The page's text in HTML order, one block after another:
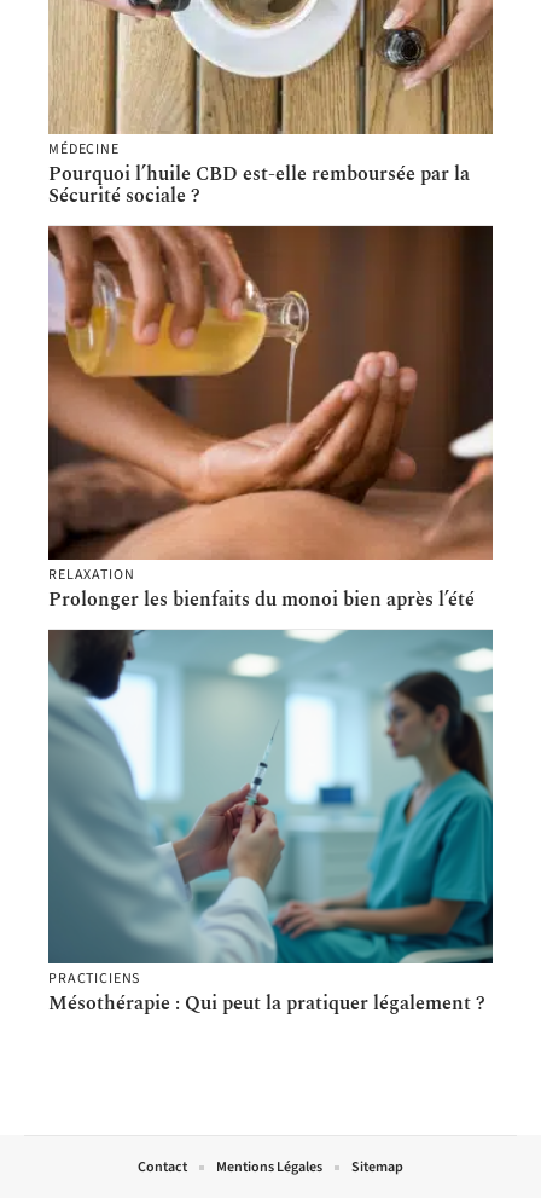
MÉDECINE
Pourquoi l’huile CBD est-elle remboursée par la
Sécurité sociale ?
RELAXATION
Prolonger les bienfaits du monoi bien après l’été
PRACTICIENS
Mésothérapie : Qui peut la pratiquer légalement ?
Contact Mentions Légales Sitemap